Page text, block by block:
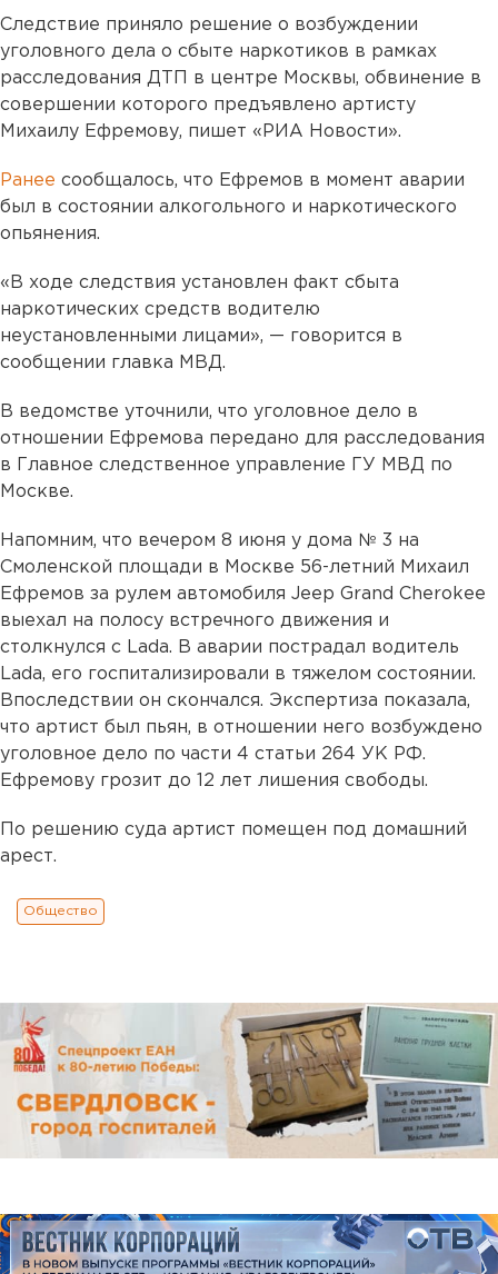
Следствие приняло решение о возбуждении
уголовного дела о сбыте наркотиков в рамках
расследования ДТП в центре Москвы, обвинение в
совершении которого предъявлено артисту
Михаилу Ефремову, пишет «РИА Новости».
Ранее сообщалось, что Ефремов в момент аварии
был в состоянии алкогольного и наркотического
опьянения.
«В ходе следствия установлен факт сбыта
наркотических средств водителю
неустановленными лицами», — говорится в
сообщении главка МВД.
В ведомстве уточнили, что уголовное дело в
отношении Ефремова передано для расследования
в Главное следственное управление ГУ МВД по
Москве.
Напомним, что вечером 8 июня у дома № 3 на
Смоленской площади в Москве 56-летний Михаил
Ефремов за рулем автомобиля Jeep Grand Cherokee
выехал на полосу встречного движения и
столкнулся с Lada. В аварии пострадал водитель
Lada, его госпитализировали в тяжелом состоянии.
Впоследствии он скончался. Экспертиза показала,
что артист был пьян, в отношении него возбуждено
уголовное дело по части 4 статьи 264 УК РФ.
Ефремову грозит до 12 лет лишения свободы.
По решению суда артист помещен под домашний
арест.
Общество